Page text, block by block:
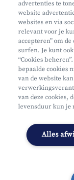
Mifid
Privacy
Juridische info
Onderworpen aan
Cookies beheren
advertenties te
website
websites en via
relevant voor je
accepteren” om
surfen. Je kunt
“Cookies
bepaalde cookies
van de website
van deze cookies,
levensduur kun je
Alles